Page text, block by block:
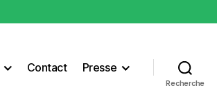
Contact Presse
Recherche